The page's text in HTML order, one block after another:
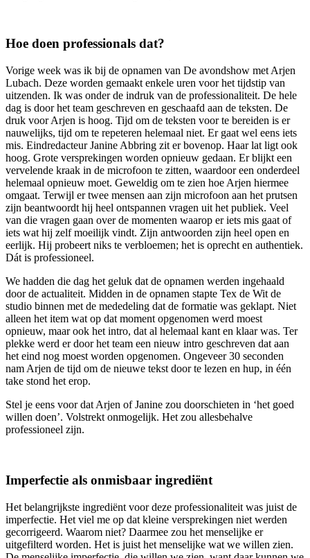
Hoe doen professionals dat?
Vorige week was ik bij de opnamen van De avondshow met Arjen
Lubach. Deze worden gemaakt enkele uren voor het tijdstip van
uitzenden. Ik was onder de indruk van de professionaliteit. De hele
dag is door het team geschreven en geschaafd aan de teksten. De
druk voor Arjen is hoog. Tijd om de teksten voor te bereiden is er
nauwelijks, tijd om te repeteren helemaal niet. Er gaat wel eens iets
mis. Eindredacteur Janine Abbring zit er bovenop. Haar lat ligt ook
hoog. Grote versprekingen worden opnieuw gedaan. Er blijkt een
vervelende kraak in de microfoon te zitten, waardoor een onderdeel
helemaal opnieuw moet. Geweldig om te zien hoe Arjen hiermee
omgaat. Terwijl er twee mensen aan zijn microfoon aan het prutsen
zijn beantwoordt hij heel ontspannen vragen uit het publiek. Veel
van die vragen gaan over de momenten waarop er iets mis gaat of
iets wat hij zelf moeilijk vindt. Zijn antwoorden zijn heel open en
eerlijk. Hij probeert niks te verbloemen; het is oprecht en authentiek.
Dát is professioneel.
We hadden die dag het geluk dat de opnamen werden ingehaald
door de actualiteit. Midden in de opnamen stapte Tex de Wit de
studio binnen met de mededeling dat de formatie was geklapt. Niet
alleen het item wat op dat moment opgenomen werd moest
opnieuw, maar ook het intro, dat al helemaal kant en klaar was. Ter
plekke werd er door het team een nieuw intro geschreven dat aan
het eind nog moest worden opgenomen. Ongeveer 30 seconden
nam Arjen de tijd om de nieuwe tekst door te lezen en hup, in één
take stond het erop.
Stel je eens voor dat Arjen of Janine zou doorschieten in ‘het goed
willen doen’. Volstrekt onmogelijk. Het zou allesbehalve
professioneel zijn.
Imperfectie als onmisbaar ingrediënt
Het belangrijkste ingrediënt voor deze professionaliteit was juist de
imperfectie. Het viel me op dat kleine versprekingen niet werden
gecorrigeerd. Waarom niet? Daarmee zou het menselijke er
uitgefilterd worden. Het is juist het menselijke wat we willen zien.